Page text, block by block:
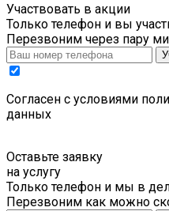
Участвовать в акции
Только телефон и вы
Перезвоним через пару
Cогласен с условиями
данных
Оставьте заявку
на услугу
Только телефон и мы в
Перезвоним как можно